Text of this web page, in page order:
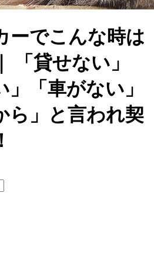
ーでこんな時は
「貸せない」
」「車がない」
ら」と言われ契